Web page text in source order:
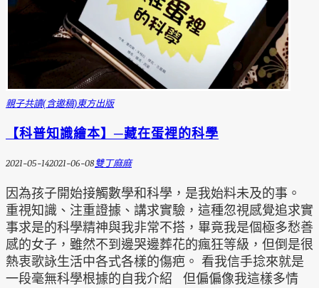
親子共讀(含邀稿)東方出版
【科普知識繪本】─藏在蛋裡的科學
2021-05-142021-06-08雙丁麻麻
因為孩子開始接觸數學和科學，是我始料未及的事。
重視知識、注重證據、講求實驗，這種忽視感覺追求實
事求是的科學精神與我非常不搭，畢竟我是個極多愁善
感的女子，雖然不到邊哭邊葬花的瘋狂等級，但倒是很
熱衷歌詠生活中各式各樣的傷疤。 看我信手捻來就是
一段毫無科學根據的自我介紹 但偏偏像我這樣多情